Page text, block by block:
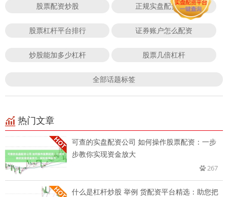
股票配资炒股 正规实盘配资平台
股票杠杆平台排行 证券账户怎么配资
炒股能加多少杠杆 股票几倍杠杆
全部话题标签
热门文章
可查的实盘配资公司 如何操作股票配资：一步
步教你实现资金放大
267
什么是杠杆炒股 举例 货配资平台精选：助您把